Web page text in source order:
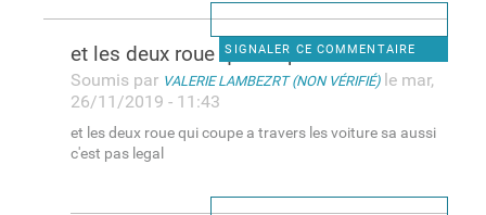
SIGNALER CE COMMENTAIRE
et les deux roue qui coupe a
Soumis par VALERIE LAMBEZRT (NON VÉRIFIÉ)le mar,
26/11/2019 - 11:43
et les deux roue qui coupe a travers les voiture sa aussi
c'est pas legal